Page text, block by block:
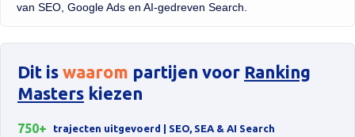
van SEO, Google Ads en AI-gedreven Search.
Dit is waarom partijen voor Ranking
Masters kiezen
750+ trajecten uitgevoerd | SEO, SEA & AI Search